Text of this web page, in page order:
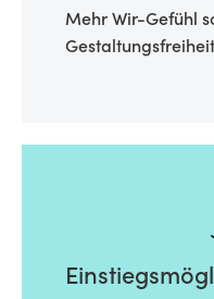
Mehr Wir-Gefühl